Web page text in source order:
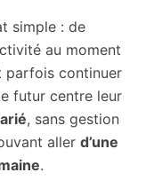
simple : de
au moment
parfois continuer
futur centre leur
, sans gestion
aller d’une
.